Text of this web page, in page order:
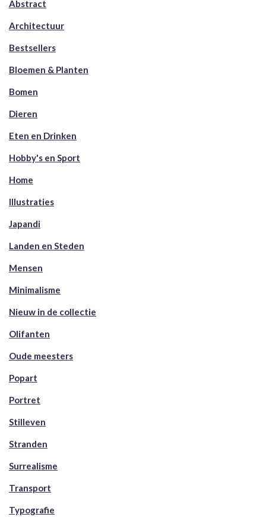
Abstract
Architectuur
Bestsellers
Bloemen & Planten
Bomen
Dieren
Eten en Drinken
Hobby's en Sport
Home
Illustraties
Japandi
Landen en Steden
Mensen
Minimalisme
Nieuw in de collectie
Olifanten
Oude meesters
Popart
Portret
Stilleven
Stranden
Surrealisme
Transport
Typografie